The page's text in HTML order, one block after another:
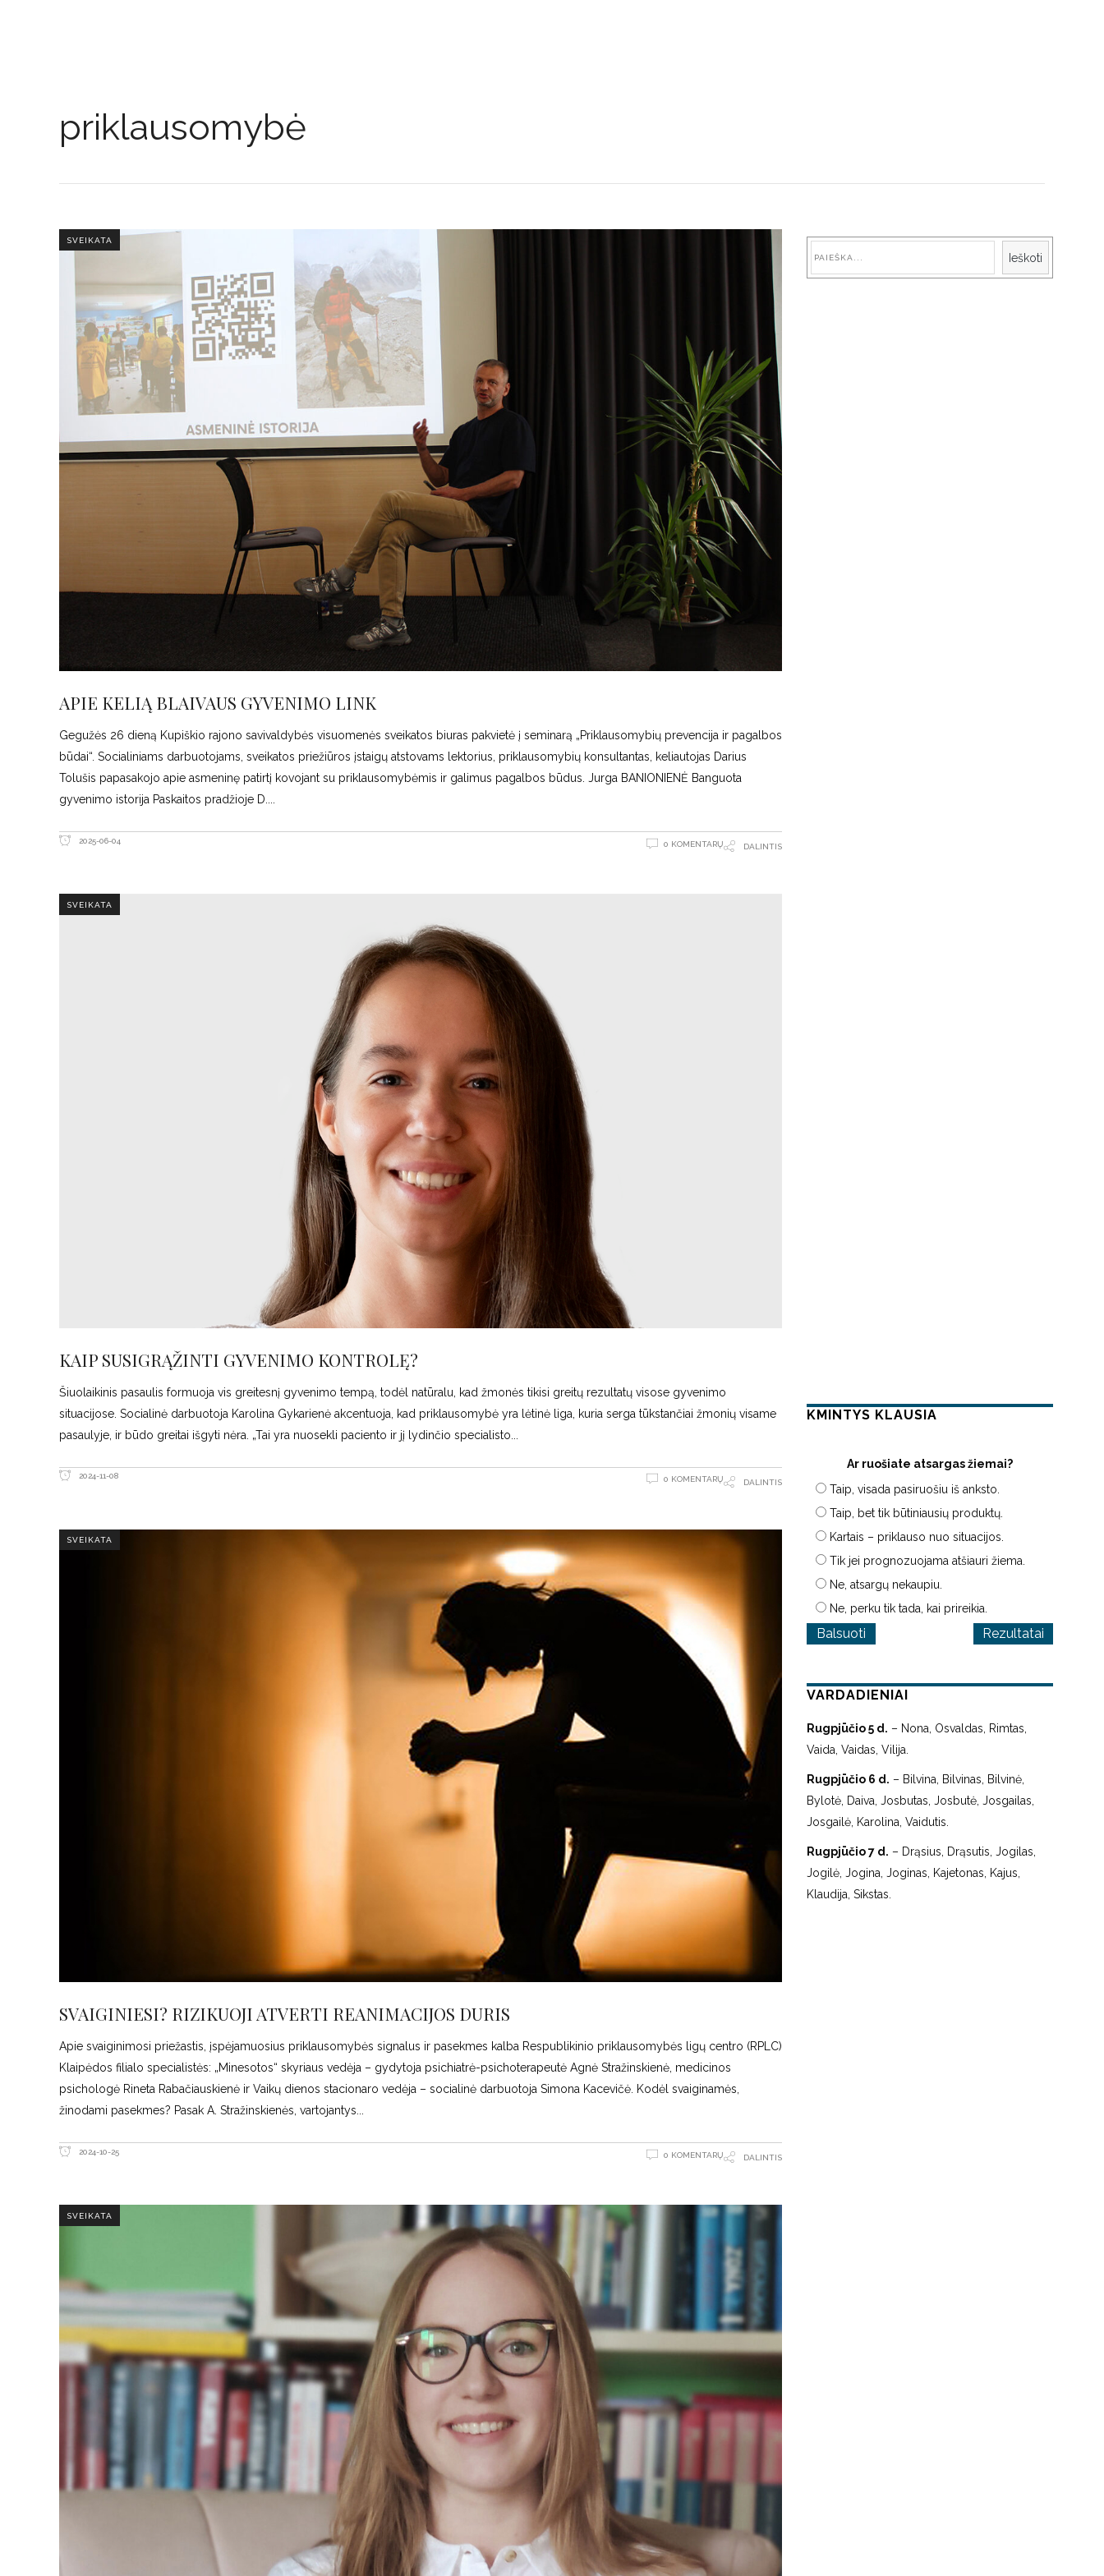
priklausomybė
SVEIKATA
APIE KELIĄ BLAIVAUS GYVENIMO LINK
Gegužės 26 dieną Kupiškio rajono savivaldybės visuomenės sveikatos biuras pakvietė į seminarą „Priklausomybių prevencija ir pagalbos
būdai“. Socialiniams darbuotojams, sveikatos priežiūros įstaigų atstovams lektorius, priklausomybių konsultantas, keliautojas Darius
Tolušis papasakojo apie asmeninę patirtį kovojant su priklausomybėmis ir galimus pagalbos būdus. Jurga BANIONIENĖ Banguota
gyvenimo istorija Paskaitos pradžioje D.
2025-06-04 0 KOMENTARŲ DALINTIS
SVEIKATA
KAIP SUSIGRĄŽINTI GYVENIMO KONTROLĘ?
Šiuolaikinis pasaulis formuoja vis greitesnį gyvenimo tempą, todėl natūralu, kad žmonės tikisi greitų rezultatų visose gyvenimo
situacijose. Socialinė darbuotoja Karolina Gykarienė akcentuoja, kad priklausomybė yra lėtinė liga, kuria serga tūkstančiai žmonių visame
pasaulyje, ir būdo greitai išgyti nėra. „Tai yra nuosekli paciento ir jį lydinčio specialisto
2024-11-08 0 KOMENTARŲ DALINTIS
SVEIKATA
SVAIGINIESI? RIZIKUOJI ATVERTI REANIMACIJOS DURIS
Apie svaiginimosi priežastis, įspėjamuosius priklausomybės signalus ir pasekmes kalba Respublikinio priklausomybės ligų centro (RPLC)
Klaipėdos filialo specialistės: „Minesotos“ skyriaus vedėja – gydytoja psichiatrė-psichoterapeutė Agnė Stražinskienė, medicinos
psichologė Rineta Rabačiauskienė ir Vaikų dienos stacionaro vedėja – socialinė darbuotoja Simona Kacevičė. Kodėl svaiginamės,
žinodami pasekmes? Pasak A. Stražinskienės, vartojantys
2024-10-25 0 KOMENTARŲ DALINTIS
SVEIKATA
Ieškoti
KMINTYS KLAUSIA
Ar ruošiate atsargas žiemai?
Taip, visada pasiruošiu iš anksto.
Taip, bet tik būtiniausių produktų.
Kartais – priklauso nuo situacijos.
Tik jei prognozuojama atšiauri žiema.
Ne, atsargų nekaupiu.
Ne, perku tik tada, kai prireikia.
Rezultatai
VARDADIENIAI
Rugpjūčio 5 d. – Nona, Osvaldas, Rimtas,
Vaida, Vaidas, Vilija.
Rugpjūčio 6 d. – Bilvina, Bilvinas, Bilvinė,
Bylotė, Daiva, Josbutas, Josbutė, Josgailas,
Josgailė, Karolina, Vaidutis.
Rugpjūčio 7 d. – Drąsius, Drąsutis, Jogilas,
Jogilė, Jogina, Joginas, Kajetonas, Kajus,
Klaudija, Sikstas.